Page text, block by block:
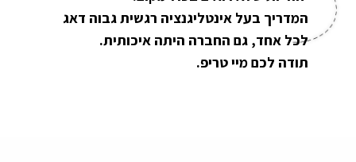
המדריך בעל אינטליגנציה רגשית גבוה דאג
לכל אחד, גם החברה היתה איכותית.
תודה לכם מיי טריפ.